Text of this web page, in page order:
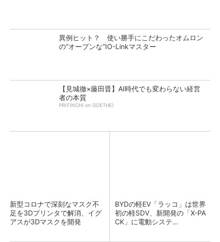
異例ヒット？ 使い勝手にこだわったオムロン
の“オープンな”IO-Linkマスター
【見城徹×藤田晋】AI時代でも変わらない経営
者の本質
PR(FINCHI on GOETHE)
新型コロナで深刻なマスク不
足を3Dプリンタで解消、イグ
アスが3Dマスクを開発
BYDの軽EV「ラッコ」は世界
初の軽SDV、新開発の「X-PA
CK」に電動システ...